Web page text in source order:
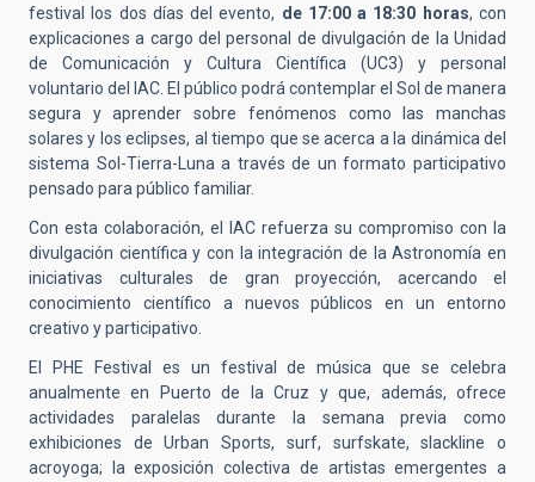
festival los dos días del evento, de 17:00 a 18:30 horas, con
explicaciones a cargo del personal de divulgación de la Unidad
de Comunicación y Cultura Científica (UC3) y personal
voluntario del IAC. El público podrá contemplar el Sol de manera
segura y aprender sobre fenómenos como las manchas
solares y los eclipses, al tiempo que se acerca a la dinámica del
sistema Sol-Tierra-Luna a través de un formato participativo
pensado para público familiar.
Con esta colaboración, el IAC refuerza su compromiso con la
divulgación científica y con la integración de la Astronomía en
iniciativas culturales de gran proyección, acercando el
conocimiento científico a nuevos públicos en un entorno
creativo y participativo.
El PHE Festival es un festival de música que se celebra
anualmente en Puerto de la Cruz y que, además, ofrece
actividades paralelas durante la semana previa como
exhibiciones de Urban Sports, surf, surfskate, slackline o
acroyoga; la exposición colectiva de artistas emergentes a